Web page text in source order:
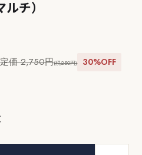
チ）
定価 2,750円(税250円) 30%OFF